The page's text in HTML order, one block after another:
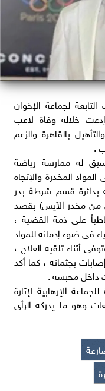
لجماعة الإخوان
إدعت خلاله وفاة لاعب
بالقاهرة والزعم
.
له ممارسة رياضة
المخدرة والإتجاه
تم ضبطه بدائرة قسم شرطة بدر
مقننة وبحوزته (28 كيس من مخدر الآيس) بقصد
على ذمة القضية ،
إعياء فى ضوء إدمانه للمواد
أثناء تلقيه العلاج ،
بجثمانه ، كما أكد
داخل محبسه .
الإرهابية لإثارة
وهو ما يدركه الرأى